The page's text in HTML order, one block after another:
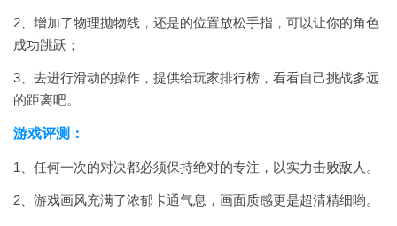
2、增加了物理抛物线，还是的位置放松手指，可以让你的角色
成功跳跃；
3、去进行滑动的操作，提供给玩家排行榜，看看自己挑战多远
的距离吧。
游戏评测：
1、任何一次的对决都必须保持绝对的专注，以实力击败敌人。
2、游戏画风充满了浓郁卡通气息，画面质感更是超清精细哟。